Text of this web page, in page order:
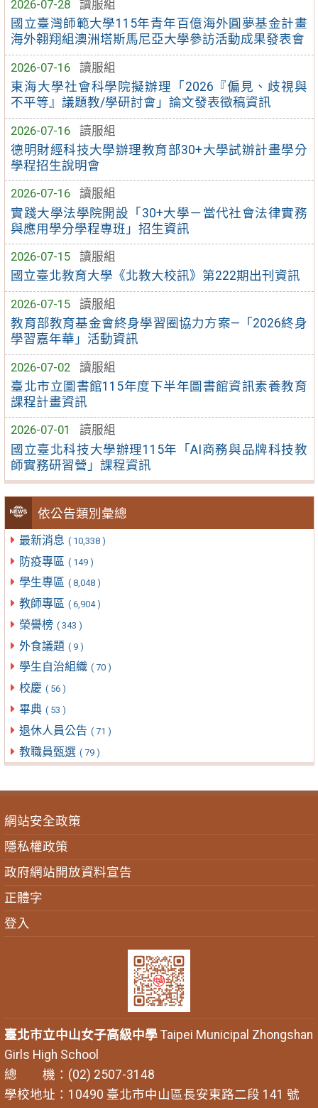
2026-07-28
讀服組
國立臺灣師範大學115年青年百億海外圓夢基金計畫
海外翱翔組澳洲塔斯馬尼亞大學參訪活動成果發表會
2026-07-16
讀服組
東海大學社會科學院擬辦理「2026『偏見、歧視與
不平等』議題教/學研討會」論文發表徵稿資訊
2026-07-16
讀服組
德明財經科技大學辦理教育部30+大學試辦計畫學分
學程招生說明會
2026-07-16
讀服組
實踐大學法學院開設「30+大學－當代社會法律實務
與應用學分學程專班」招生資訊
2026-07-15
讀服組
國立臺北教育大學《北教大校訊》第222期出刊資訊
2026-07-15
讀服組
教育部教育基金會終身學習圈協力方案—「2026終身
學習嘉年華」活動資訊
2026-07-02
讀服組
臺北市立圖書館115年度下半年圖書館資訊素養教育
課程計畫資訊
2026-07-01
讀服組
國立臺北科技大學辦理115年「AI商務與品牌科技教
師實務研習營」課程資訊
依公告類別彙總
最新消息 ( 10,338 )
防疫專區 ( 149 )
學生專區 ( 8,048 )
教師專區 ( 6,904 )
榮譽榜 ( 343 )
外食議題 ( 9 )
學生自治組織 ( 70 )
校慶 ( 56 )
畢典 ( 53 )
退休人員公告 ( 71 )
教職員甄選 ( 79 )
網站安全政策
隱私權政策
政府網站開放資料宣告
正體字
登入
臺北市立中山女子高級中學Taipei Municipal Zhongshan
Girls High School
總 機：(02) 2507-3148
學校地址：10490 臺北市中山區長安東路二段 141 號